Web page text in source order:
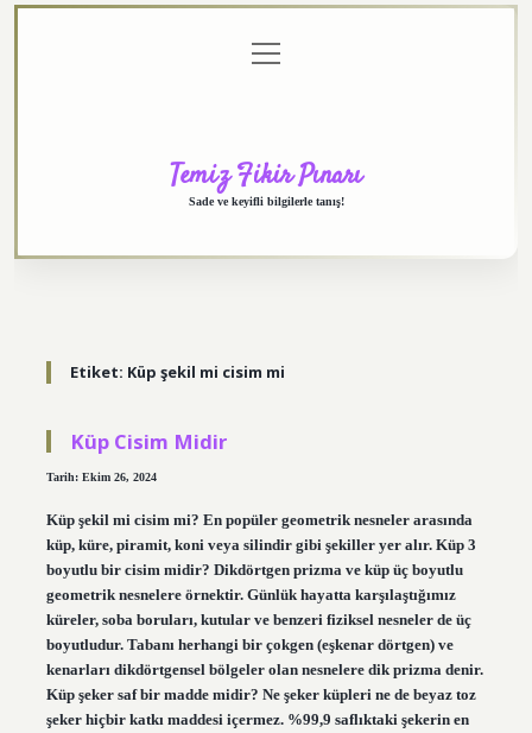
menüyü
aç
Temiz Fikir Pınarı
Sade ve keyifli bilgilerle tanış!
Etiket: Küp şekil mi cisim mi
Küp Cisim Midir
Tarih: Ekim 26, 2024
Küp şekil mi cisim mi? En popüler geometrik nesneler arasında
küp, küre, piramit, koni veya silindir gibi şekiller yer alır. Küp 3
boyutlu bir cisim midir? Dikdörtgen prizma ve küp üç boyutlu
geometrik nesnelere örnektir. Günlük hayatta karşılaştığımız
küreler, soba boruları, kutular ve benzeri fiziksel nesneler de üç
boyutludur. Tabanı herhangi bir çokgen (eşkenar dörtgen) ve
kenarları dikdörtgensel bölgeler olan nesnelere dik prizma denir.
Küp şeker saf bir madde midir? Ne şeker küpleri ne de beyaz toz
şeker hiçbir katkı maddesi içermez. %99,9 saflıktaki şekerin en